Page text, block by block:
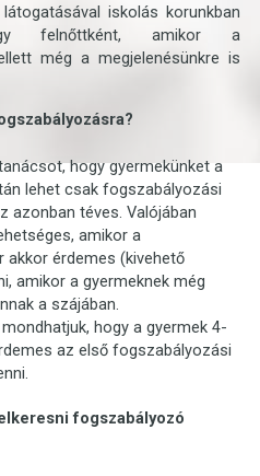
iskolás korunkban
felnőttként, amikor a
még a megjelenésünkre is
hogy gyermekünket a
lehet csak fogszabályozási
azonban téves. Valójában
amikor a
érdemes (kivehető
amikor a gyermeknek még
a szájában.
hogy a gyermek 4-
az első fogszabályozási
fogszabályozó